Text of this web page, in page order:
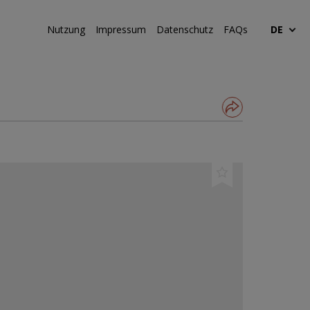
Nutzung Impressum Datenschutz FAQs DE